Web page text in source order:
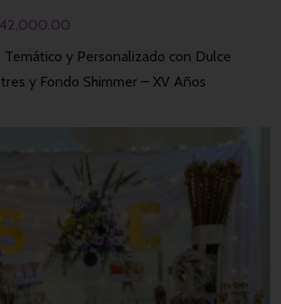
42,000.00
Temático y Personalizado con Dulce
y Fondo Shimmer – XV Años